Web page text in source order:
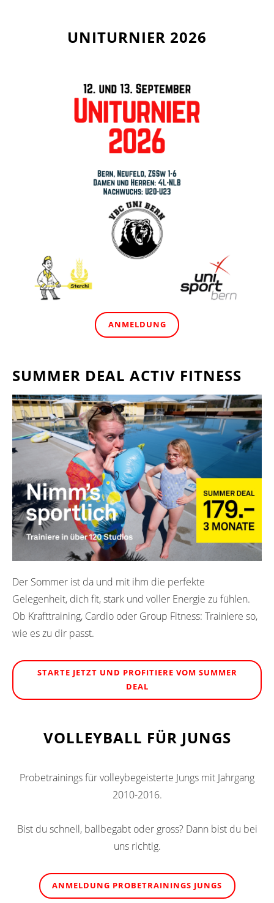
UNITURNIER 2026
ANMELDUNG
SUMMER DEAL ACTIV FITNESS
Der Sommer ist da und mit ihm die perfekte
Gelegenheit, dich fit, stark und voller Energie zu fühlen.
Ob Krafttraining, Cardio oder Group Fitness: Trainiere so,
wie es zu dir passt.
STARTE JETZT UND PROFITIERE VOM SUMMER
DEAL
VOLLEYBALL FÜR JUNGS
Probetrainings für volleybegeisterte Jungs mit Jahrgang
2010-2016.
Bist du schnell, ballbegabt oder gross? Dann bist du bei
uns richtig.
ANMELDUNG PROBETRAININGS JUNGS